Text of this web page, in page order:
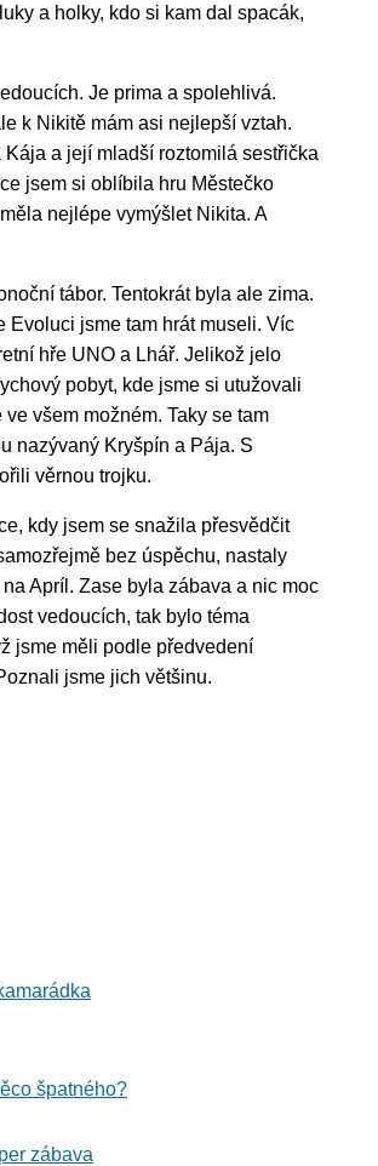
a holky, kdo si kam dal spacák,
Je prima a spolehlivá.
k Nikitě mám asi nejlepší vztah.
a její mladší roztomilá sestřička
jsem si oblíbila hru Městečko
nejlépe vymýšlet Nikita. A
tábor. Tentokrát byla ale zima.
Evoluci jsme tam hrát museli. Víc
hře UNO a Lhář. Jelikož jelo
pobyt, kde jsme si utužovali
všem možném. Taky se tam
nazývaný Kryšpín a Pája. S
věrnou trojku.
kdy jsem se snažila přesvědčit
bez úspěchu, nastaly
Apríl. Zase byla zábava a nic moc
vedoucích, tak bylo téma
jsme měli podle předvedení
jsme jich většinu.
špatného?
zábava